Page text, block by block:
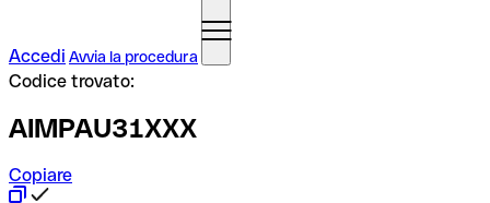
Accedi Avvia la procedura
Codice trovato:
AIMPAU31XXX
Copiare